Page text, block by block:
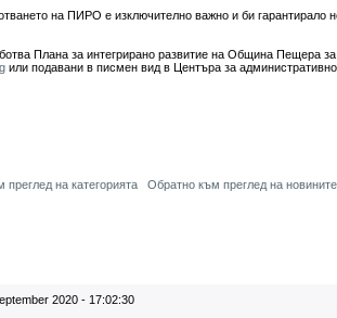
на ПИРО е изключително важно и би гарантирало
Плана за интегрирано развитие на Община Пещера
или подавани в писмен вид в Центъра за
на категорията
Обратно към преглед на новините
2020 - 17:02:30